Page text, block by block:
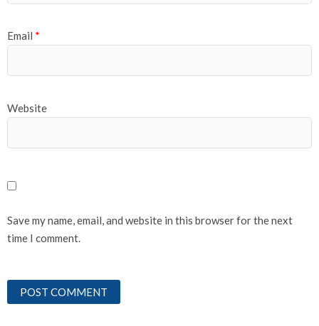
Email *
Website
Save my name, email, and website in this browser for the next
time I comment.